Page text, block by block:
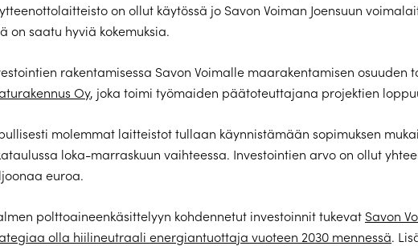
on ollut käytössä jo Savon Voiman Joensuun
on saatu hyviä kokemuksia.
rakentamisessa Savon Voimalle maarakentamisen osuuden
Oy, joka toimi työmaiden päätoteuttajana projektien
molemmat laitteistot tullaan käynnistämään sopimuksen
loka-marraskuun vaihteessa. Investointien arvo on ollut
euroa.
polttoaineenkäsittelyyn kohdennetut investoinnit tukevat Savon
olla hiilineutraali energiantuottaja vuoteen 2030 mennessä.